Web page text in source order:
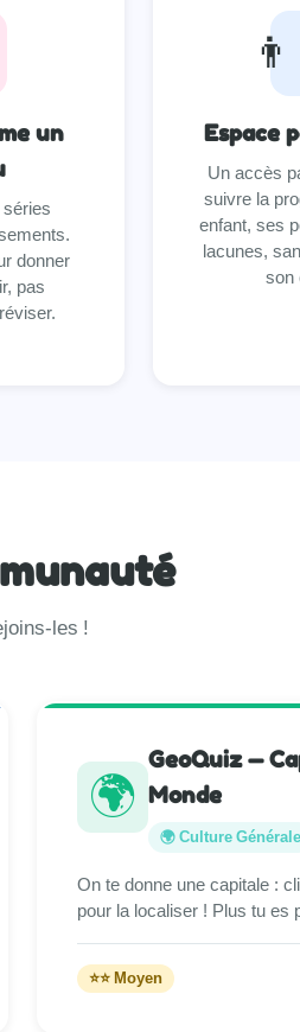
un
donner
pas
Espace
Un accès
suivre la
enfant, ses
lacunes,
son
les !
🌍
GeoQuiz —
Monde
🌍 Culture Générale
On te donne une capitale :
pour la localiser ! Plus tu
⭐⭐ Moyen